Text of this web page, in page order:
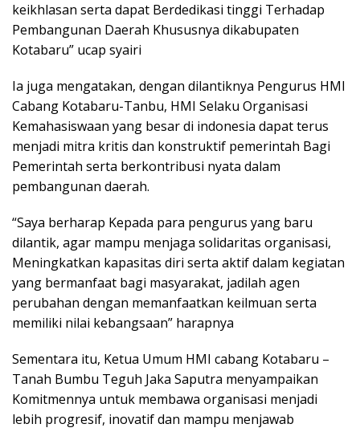
keikhlasan serta dapat Berdedikasi tinggi Terhadap
Pembangunan Daerah Khususnya dikabupaten
Kotabaru” ucap syairi
Ia juga mengatakan, dengan dilantiknya Pengurus HMI
Cabang Kotabaru-Tanbu, HMI Selaku Organisasi
Kemahasiswaan yang besar di indonesia dapat terus
menjadi mitra kritis dan konstruktif pemerintah Bagi
Pemerintah serta berkontribusi nyata dalam
pembangunan daerah.
“Saya berharap Kepada para pengurus yang baru
dilantik, agar mampu menjaga solidaritas organisasi,
Meningkatkan kapasitas diri serta aktif dalam kegiatan
yang bermanfaat bagi masyarakat, jadilah agen
perubahan dengan memanfaatkan keilmuan serta
memiliki nilai kebangsaan” harapnya
Sementara itu, Ketua Umum HMI cabang Kotabaru –
Tanah Bumbu Teguh Jaka Saputra menyampaikan
Komitmennya untuk membawa organisasi menjadi
lebih progresif, inovatif dan mampu menjawab